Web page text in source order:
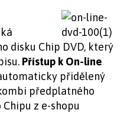
disku Chip DVD, který
Přístup k On-line
přidělený
předplatného
z e-shopu